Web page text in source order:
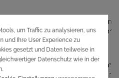
Mail – unser Team ist zu den
erreichbar. Rund um die Uhr
stellen wir Ihnen in diesem
Pokale sind sofort lieferbar.